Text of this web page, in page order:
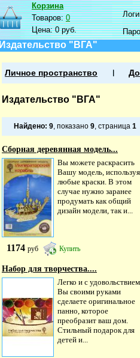
Корзина
Товаров:0
Цена:0 руб.
Издательство "ВГА"
Личное пространство
Издательство "ВГА"
Найдено: 9, показано 9, страница 1
Сборная деревянная модель...
Вы можете раскрасить
Вашу модель, используя
любые краски. В этом
случае нужно заранее
продумать как общий
дизайн модели, так и...
1174 руб Купить
Набор для творчества....
Легко и с удовольствием
Вы своими руками
сделаете оригинальное
панно, которое
преобразит ваш дом.
Стильный подарок для
детей и...